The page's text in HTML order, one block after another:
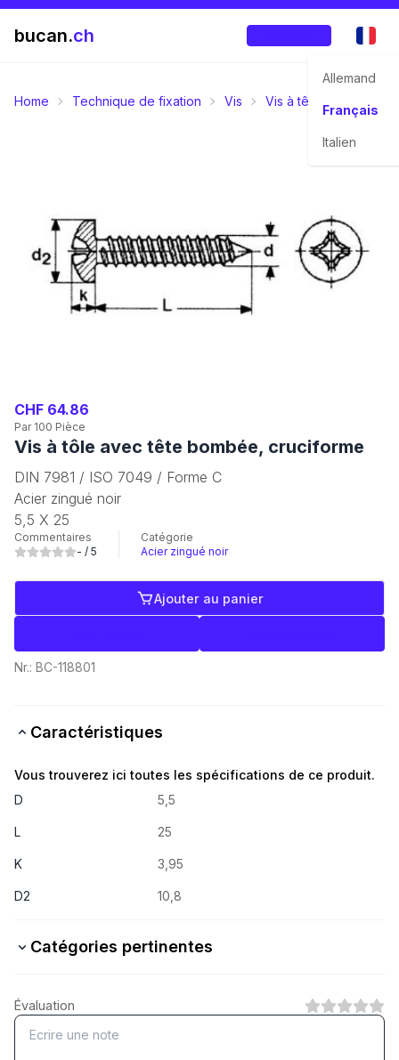
bucan.ch
Allemand
Français
Italien
Home Technique de fixation Vis Vis à tête bombée
CHF 64.86
Par 100 Pièce
Vis à tôle avec tête bombée, cruciforme
DIN 7981 / ISO 7049 / Forme C
Acier zingué noir
5,5 X 25
Commentaires
- / 5
Catégorie
Acier zingué noir
Ajouter au panier
Nr.: BC-118801
Caractéristiques
Vous trouverez ici toutes les spécifications de ce produit.
D
5,5
L 25
K 3,95
D2 10,8
Catégories pertinentes
Stahl verzinkt
Évaluation